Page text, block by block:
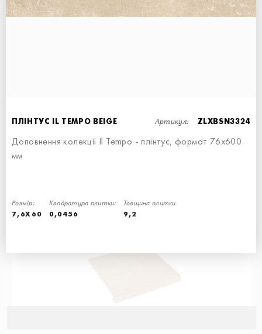
ПЛІНТУС IL TEMPO BEIGE Артикул: ZLXBSN3324
Доповнення колекції Il Tempo - плінтус, формат 76х600
мм
Розмір:
7,6X60
Квадратура плитки:
0,0456
Товщина плитки
9,2
СХОДИНКА - 30x34,5
60x34,5